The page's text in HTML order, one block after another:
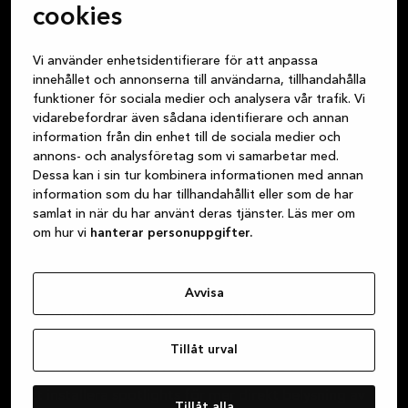
cookies
Vi använder enhetsidentifierare för att anpassa
innehållet och annonserna till användarna, tillhandahålla
funktioner för sociala medier och analysera vår trafik. Vi
vidarebefordrar även sådana identifierare och annan
information från din enhet till de sociala medier och
annons- och analysföretag som vi samarbetar med.
Dessa kan i sin tur kombinera informationen med annan
information som du har tillhandahållit eller som de har
samlat in när du har använt deras tjänster. Läs mer om
om hur vi hanterar personuppgifter.
Avvisa
Tillåt urval
Allt du behöver för ett funktionellt och mysigt utrymme
Lägg till de sista detaljerna
i köket:
Köket är ett av de mest använda rummen i ett hem.
Det är där vi lagar mat, äter måltider och umgås med
familjen. Av den anledningen är det viktigt att köket
är utrustat med allt vi behöver.
Papperskorgen och avfallshanteringssystem spelar en
soptunna med lock är en bra lösning då den håller
lukten och synen av avfallet dold. Det är också lättare
att tömma papperskorgen när den har lock.
Belysningen i köket är också viktig. Kökslampor kan
vara vägglampor eller taklampor, men det går även